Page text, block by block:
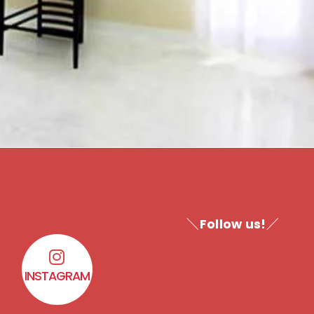
＼Follow us!／
INSTAGRAM